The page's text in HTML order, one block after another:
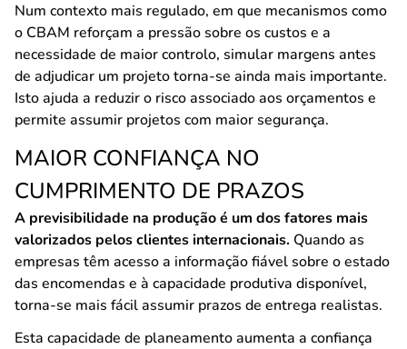
Num contexto mais regulado, em que mecanismos como
o CBAM reforçam a pressão sobre os custos e a
necessidade de maior controlo, simular margens antes
de adjudicar um projeto torna-se ainda mais importante.
Isto ajuda a reduzir o risco associado aos orçamentos e
permite assumir projetos com maior segurança.
MAIOR CONFIANÇA NO
CUMPRIMENTO DE PRAZOS
A previsibilidade na produção é um dos fatores mais
valorizados pelos clientes internacionais. Quando as
empresas têm acesso a informação fiável sobre o estado
das encomendas e à capacidade produtiva disponível,
torna-se mais fácil assumir prazos de entrega realistas.
Esta capacidade de planeamento aumenta a confiança